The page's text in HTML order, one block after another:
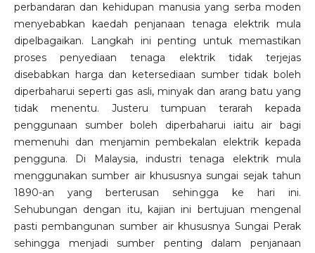
perbandaran dan kehidupan manusia yang serba moden
menyebabkan kaedah penjanaan tenaga elektrik mula
dipelbagaikan. Langkah ini penting untuk memastikan
proses penyediaan tenaga elektrik tidak terjejas
disebabkan harga dan ketersediaan sumber tidak boleh
diperbaharui seperti gas asli, minyak dan arang batu yang
tidak menentu. Justeru tumpuan terarah kepada
penggunaan sumber boleh diperbaharui iaitu air bagi
memenuhi dan menjamin pembekalan elektrik kepada
pengguna. Di Malaysia, industri tenaga elektrik mula
menggunakan sumber air khususnya sungai sejak tahun
1890-an yang berterusan sehingga ke hari ini.
Sehubungan dengan itu, kajian ini bertujuan mengenal
pasti pembangunan sumber air khususnya Sungai Perak
sehingga menjadi sumber penting dalam penjanaan